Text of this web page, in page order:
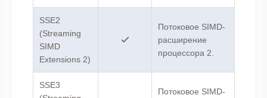
SSE2
(Streaming
SIMD
Extensions 2)
Потоковое SIMD-
расширение
процессора 2.
SSE3
Потоковое SIMD-